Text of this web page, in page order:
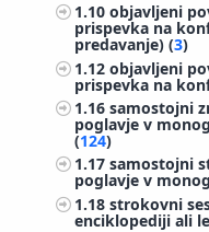
1.10objavljeni
prispevka na
predavanje) (3)
1.12objavljeni
prispevka na
1.16samostojni
poglavje v
(124)
1.17samostojni
poglavje v
1.18strokovni
enciklopediji ali